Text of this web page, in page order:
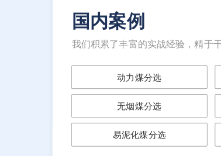
国内案例
我们积累了丰富的实战经验，精于
动力煤分选
无烟煤分选
易泥化煤分选